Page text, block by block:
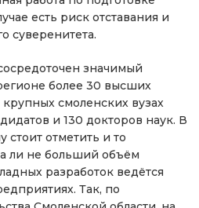
есть риск отставания и
суверенитета.
значимый
более 30 высших
смоленских вузах
и 130 докторов наук. В
отметить и то
ли не больший объём
разработок ведётся
Так, по